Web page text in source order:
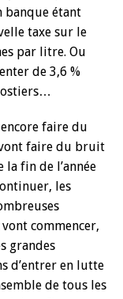
banque étant
taxe sur le
par litre. Ou
de 3,6 %
faire du
vont faire du bruit
fin de l’année
les
commencer,
grandes
d’entrer en lutte
de tous les